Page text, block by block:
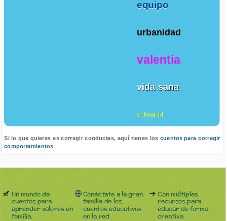
equipo
urbanidad
valentia
vida sana
voluntad
Si lo que quieres es corregir conductas, aquí tienes los cuentos para corregir
comportamientos
Un mundo de
cuentos para
aprender valores en
familia.
Conéctate a la gran
familia de los
cuentos educativos
en la red
Con múltiples
recursos para
educar de forma
creativa